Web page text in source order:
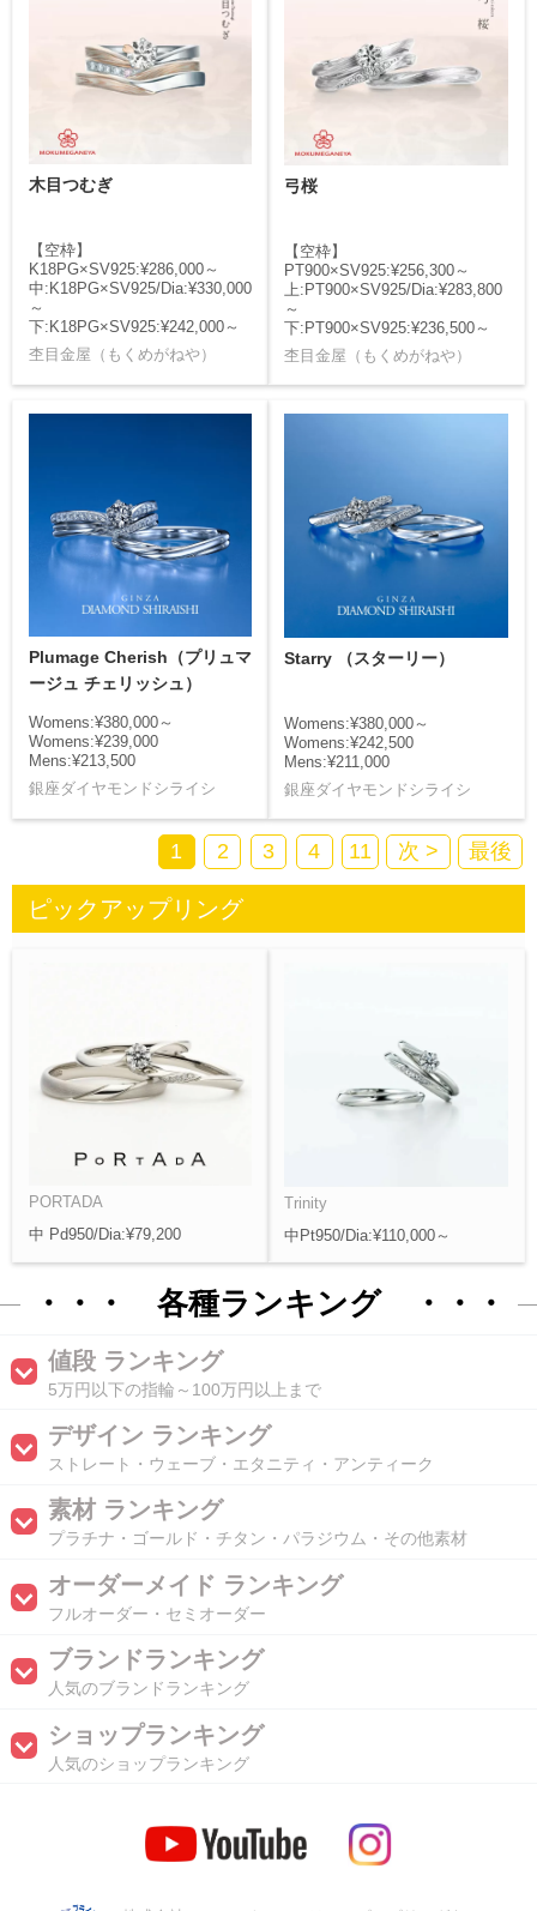
木目つむぎ
【空枠】
K18PG×SV925:¥286,000～
中:K18PG×SV925/Dia:¥330,000
～
下:K18PG×SV925:¥242,000～
杢目金屋（もくめがねや）
弓桜
【空枠】
PT900×SV925:¥256,300～
上:PT900×SV925/Dia:¥283,800
～
下:PT900×SV925:¥236,500～
杢目金屋（もくめがねや）
Plumage Cherish（プリュマ
ージュ チェリッシュ）
Womens:¥380,000～
Womens:¥239,000
Mens:¥213,500
銀座ダイヤモンドシライシ
Starry （スターリー）
Womens:¥380,000～
Womens:¥242,500
Mens:¥211,000
銀座ダイヤモンドシライシ
1 2 3 4 11 次 > 最後
ピックアップリング
PORTADA
中 Pd950/Dia:¥79,200
Trinity
中Pt950/Dia:¥110,000～
・・・ 各種ランキング ・・・
値段 ランキング
5万円以下の指輪～100万円以上まで
デザイン ランキング
ストレート・ウェーブ・エタニティ・アンティーク
素材 ランキング
プラチナ・ゴールド・チタン・パラジウム・その他素材
オーダーメイド ランキング
フルオーダー・セミオーダー
ブランドランキング
人気のブランドランキング
ショップランキング
人気のショップランキング